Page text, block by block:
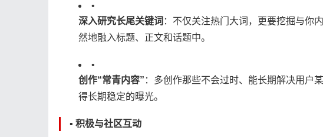
•
​深入研究长尾关键词​ ：不仅关注热门大词，更要挖掘与你
然地融入标题、正文和话题中。
•
​创作“常青内容”​ ：多创作那些不会过时、能长期解决用户
得长期稳定的曝光。
▪️ 积极与社区互动